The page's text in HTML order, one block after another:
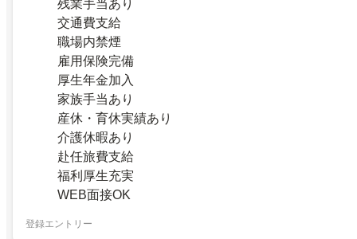
残業手当あり
交通費支給
職場内禁煙
雇用保険完備
厚生年金加入
家族手当あり
産休・育休実績あり
介護休暇あり
赴任旅費支給
福利厚生充実
WEB面接OK
登録エントリー